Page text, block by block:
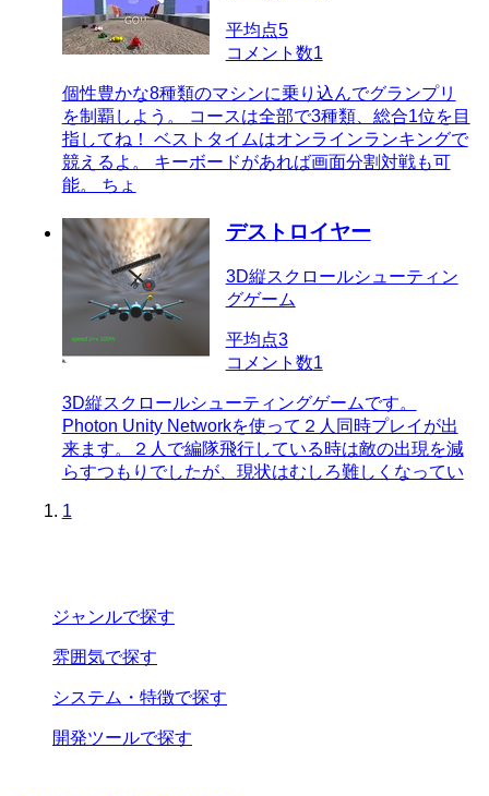
平均点5
コメント数1
個性豊かな8種類のマシンに乗り込んでグランプリ
を制覇しよう。 コースは全部で3種類、総合1位を目
指してね！ ベストタイムはオンラインランキングで
競えるよ。 キーボードがあれば画面分割対戦も可
能。 ちょ
デストロイヤー
3D縦スクロールシューティン
グゲーム
平均点3
コメント数1
3D縦スクロールシューティングゲームです。
Photon Unity Networkを使って２人同時プレイが出
来ます。２人で編隊飛行している時は敵の出現を減
らすつもりでしたが、現状はむしろ難しくなってい
1
ジャンルで探す
雰囲気で探す
システム・特徴で探す
開発ツールで探す